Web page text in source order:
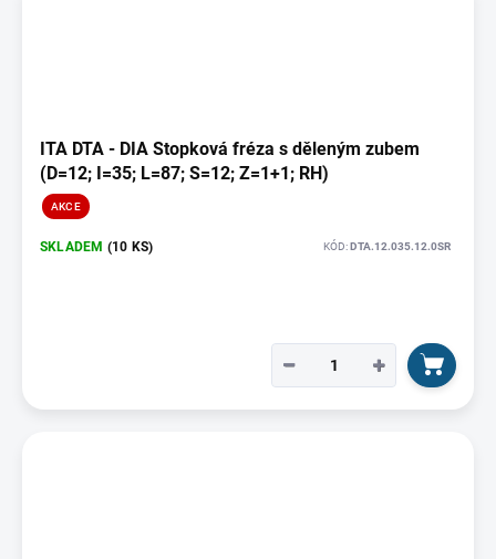
ITA DTA - DIA Stopková fréza s děleným zubem
(D=12; I=35; L=87; S=12; Z=1+1; RH)
AKCE
SKLADEM (10 KS) KÓD:DTA.12.035.12.0SR
+
−